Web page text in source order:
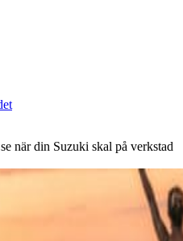
när din Suzuki skal på verkstad